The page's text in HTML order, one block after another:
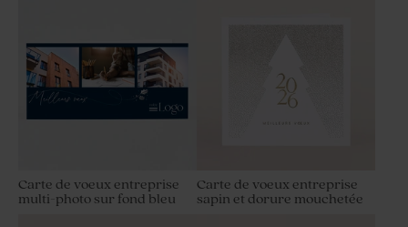
Carte de voeux entreprise
multi-photo sur fond bleu
Carte de voeux entreprise
sapin et dorure mouchetée